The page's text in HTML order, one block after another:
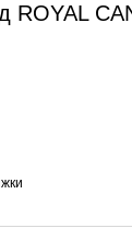
ROYAL